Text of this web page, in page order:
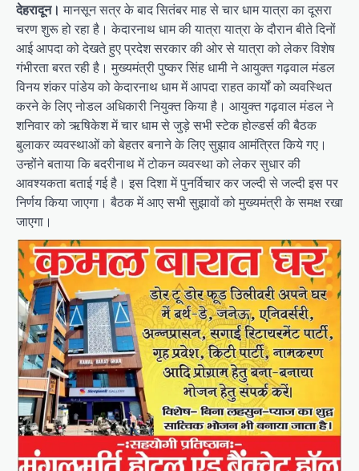
देहरादून। मानसून सत्र के बाद सितंबर माह से चार धाम यात्रा का दूसरा
चरण शुरू हो रहा है। केदारनाथ धाम की यात्रा यात्रा के दौरान बीते दिनों
आई आपदा को देखते हुए प्रदेश सरकार की ओर से यात्रा को लेकर विशेष
गंभीरता बरत रही है। मुख्यमंत्री पुष्कर सिंह धामी ने आयुक्त गढ़वाल मंडल
विनय शंकर पांडेय को केदारनाथ धाम में आपदा राहत कार्यों को व्यवस्थित
करने के लिए नोडल अधिकारी नियुक्त किया है। आयुक्त गढ़वाल मंडल ने
शनिवार को ऋषिकेश में चार धाम से जुड़े सभी स्टेक होल्डर्स की बैठक
बुलाकर व्यवस्थाओं को बेहतर बनाने के लिए सुझाव आमंत्रित किये गए।
उन्होंने बताया कि बदरीनाथ में टोकन व्यवस्था को लेकर सुधार की
आवश्यकता बताई गई है। इस दिशा में पुनर्विचार कर जल्दी से जल्दी इस पर
निर्णय किया जाएगा। बैठक में आए सभी सुझावों को मुख्यमंत्री के समक्ष रखा
जाएगा।